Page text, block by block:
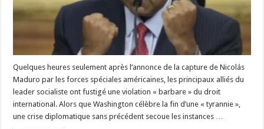
Quelques heures seulement après l’annonce de la capture de Nicolás
Maduro par les forces spéciales américaines, les principaux alliés du
leader socialiste ont fustigé une violation « barbare » du droit
international. Alors que Washington célèbre la fin d’une « tyrannie »,
une crise diplomatique sans précédent secoue les instances …